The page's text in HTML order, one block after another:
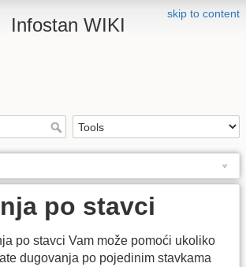
skip to content
Infostan WIKI
po stavci
po stavci Vam može pomoći ukoliko
dugovanja po pojedinim stavkama